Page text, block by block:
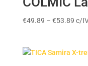
€49.89 – €53.89 c/